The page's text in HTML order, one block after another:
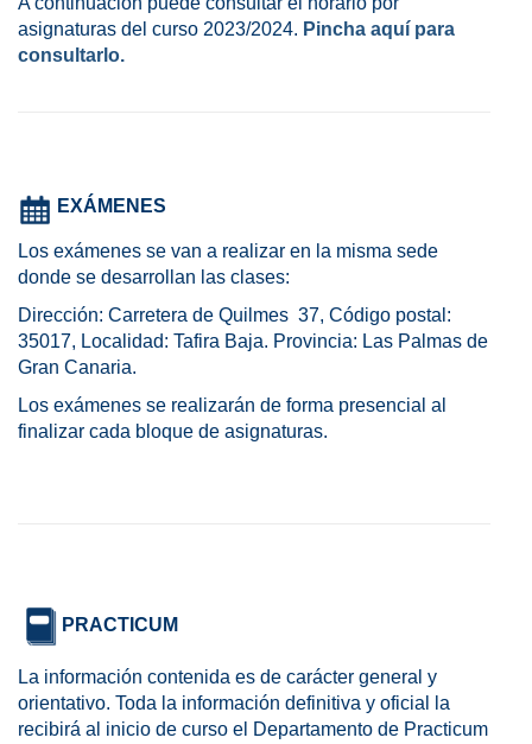
asignaturas del curso 2023/2024. Pincha aquí para
consultarlo.
EXÁMENES
Los exámenes se van a realizar en la misma sede
donde se desarrollan las clases:
Dirección: Carretera de Quilmes 37, Código postal:
35017, Localidad: Tafira Baja. Provincia: Las Palmas de
Gran Canaria.
Los exámenes se realizarán de forma presencial al
finalizar cada bloque de asignaturas.
PRACTICUM
La información contenida es de carácter general y
orientativo. Toda la información definitiva y oficial la
recibirá al inicio de curso el Departamento de Practicum